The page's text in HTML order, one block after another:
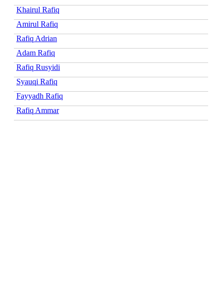
Khairul Rafiq
Amirul Rafiq
Rafiq Adrian
Adam Rafiq
Rafiq Rusyidi
Syauqi Rafiq
Fayyadh Rafiq
Rafiq Ammar